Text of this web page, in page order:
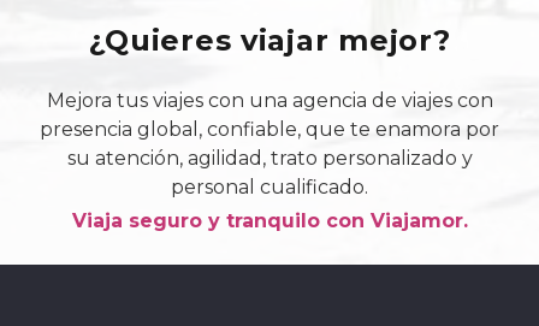
presencia global, confiable, que te enamora por
su atención, agilidad, trato personalizado y
personal cualificado.
Viaja seguro y tranquilo con Viajamor.